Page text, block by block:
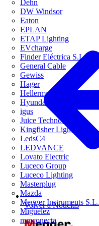
Dehn
DW Windsor
Eaton
EPLAN
ETAP Lighting
EVcharge
Finder Eléctrica S.L.U
General Cable
Gewiss
Hager
HellermannTyton
Hyundai Electric
igus
Juice Technology
Kingfisher Lighting
LedsC4
LEDVANCE
Lovato Electric
Luceco Group
Luceco Lighting
Masterplug
Mazda
Megger Instruments S.L.
Miguélez
mmconecta
Volver a Noticias